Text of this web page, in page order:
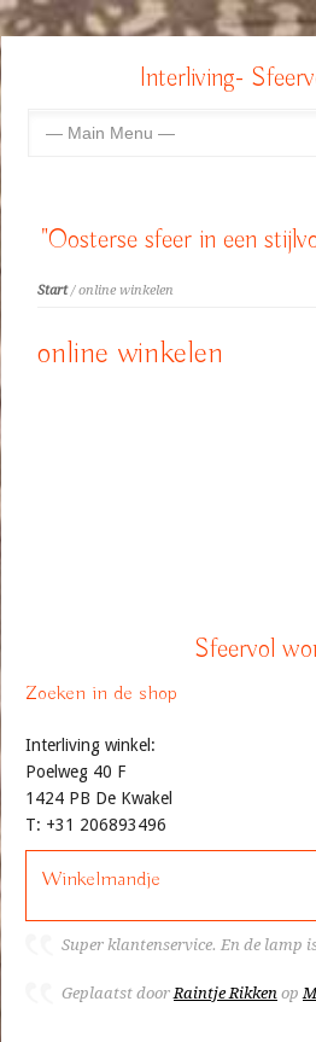
Interliving-
"Oosterse sfeer in een
Start/ online winkelen
online winkelen
Sfeervol
Zoeken in de shop
Interliving winkel:
Poelweg 40 F
1424 PB De Kwakel
T: +31 206893496
Winkelmandje
Super klantenservice. En de lamp
Geplaatst doorRaintje Rikken op